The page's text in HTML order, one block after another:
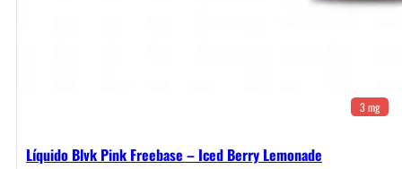
3 mg
Líquido Blvk Pink Freebase – Iced Berry Lemonade